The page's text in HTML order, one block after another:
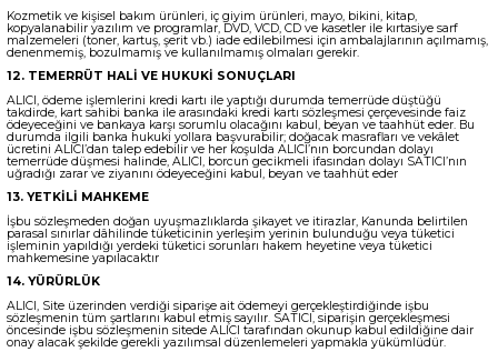
Kozmetik ve kişisel bakım ürünleri, iç giyim ürünleri, mayo, bikini, kitap,
kopyalanabilir yazılım ve programlar, DVD, VCD, CD ve kasetler ile kırtasiye sarf
malzemeleri (toner, kartuş, şerit vb.) iade edilebilmesi için ambalajlarının açılmamış,
denenmemiş, bozulmamış ve kullanılmamış olmaları gerekir.
12. TEMERRÜT HALİ VE HUKUKİ SONUÇLARI
ALICI, ödeme işlemlerini kredi kartı ile yaptığı durumda temerrüde düştüğü
takdirde, kart sahibi banka ile arasındaki kredi kartı sözleşmesi çerçevesinde faiz
ödeyeceğini ve bankaya karşı sorumlu olacağını kabul, beyan ve taahhüt eder. Bu
durumda ilgili banka hukuki yollara başvurabilir; doğacak masrafları ve vekâlet
ücretini ALICI’dan talep edebilir ve her koşulda ALICI’nın borcundan dolayı
temerrüde düşmesi halinde, ALICI, borcun gecikmeli ifasından dolayı SATICI’nın
uğradığı zarar ve ziyanını ödeyeceğini kabul, beyan ve taahhüt eder
13. YETKİLİ MAHKEME
İşbu sözleşmeden doğan uyuşmazlıklarda şikayet ve itirazlar, Kanunda belirtilen
parasal sınırlar dâhilinde tüketicinin yerleşim yerinin bulunduğu veya tüketici
işleminin yapıldığı yerdeki tüketici sorunları hakem heyetine veya tüketici
mahkemesine yapılacaktır
14. YÜRÜRLÜK
ALICI, Site üzerinden verdiği siparişe ait ödemeyi gerçekleştirdiğinde işbu
sözleşmenin tüm şartlarını kabul etmiş sayılır. SATICI, siparişin gerçekleşmesi
öncesinde işbu sözleşmenin sitede ALICI tarafından okunup kabul edildiğine dair
onay alacak şekilde gerekli yazılımsal düzenlemeleri yapmakla yükümlüdür.